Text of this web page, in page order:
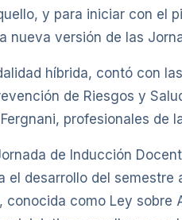
y para iniciar con el
nueva versión de las
híbrida, contó con
de Riesgos y
profesionales de
de Inducción
el desarrollo del
conocida como Ley